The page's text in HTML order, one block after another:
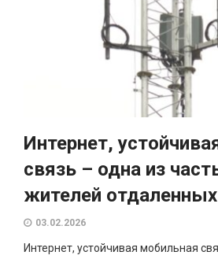
Интернет,
связь – одна из
жителей
03.02.2026
Интернет, устойчивая мобильная